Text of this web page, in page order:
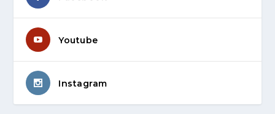
Youtube
Instagram